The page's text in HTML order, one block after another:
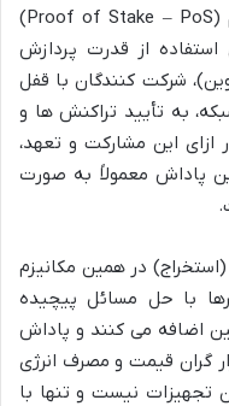
است که از مکانیزم اجماع اثبات سهام (Proof of Stake – PoS)
از قدرت پردازش
شرکت کنندگان با قفل
به تأیید تراکنش ها و
این مشارکت و تعهد،
پاداش معمولاً به صورت
در همین مکانیزم
با حل مسائل پیچیده
اضافه می کنند و پاداش
گران قیمت و مصرف انرژی
تجهیزات نیست و تنها با